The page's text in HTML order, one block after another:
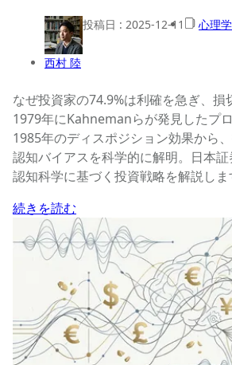
西村 陸
投稿日 : 2025-12-11 心理
なぜ投資家の74.9%は利確を急ぎ、損
1979年にKahnemanらが発見したプ
1985年のディスポジション効果から
認知バイアスを科学的に解明。日本
認知科学に基づく投資戦略を解説しま
続きを読む